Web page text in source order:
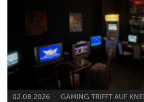
02.08.2026 GAMING TRIFFT AUF